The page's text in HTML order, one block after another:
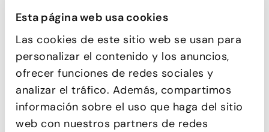
Esta página web usa cookies
Las cookies de este sitio web se usan para
personalizar el contenido y los anuncios,
ofrecer funciones de redes sociales y
analizar el tráfico. Además, compartimos
información sobre el uso que haga del sitio
web con nuestros partners de redes